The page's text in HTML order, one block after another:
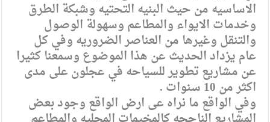
الاساسيه من حيث البنيه التحتيه وشبكة الطرق
وخدمات الايواء والمطاعم وسهولة الوصول
والتنقل وغيرها من العناصر الضروريه وفي كل
عام يزداد الحديث عن هذا الموضوع وسمعنا كثيرا
عن مشاريع تطوير للسياحه في عجلون على مدى
اكثر من 10 سنوات .
وفي الواقع ما نراه عى ارض الواقع وجود بعض